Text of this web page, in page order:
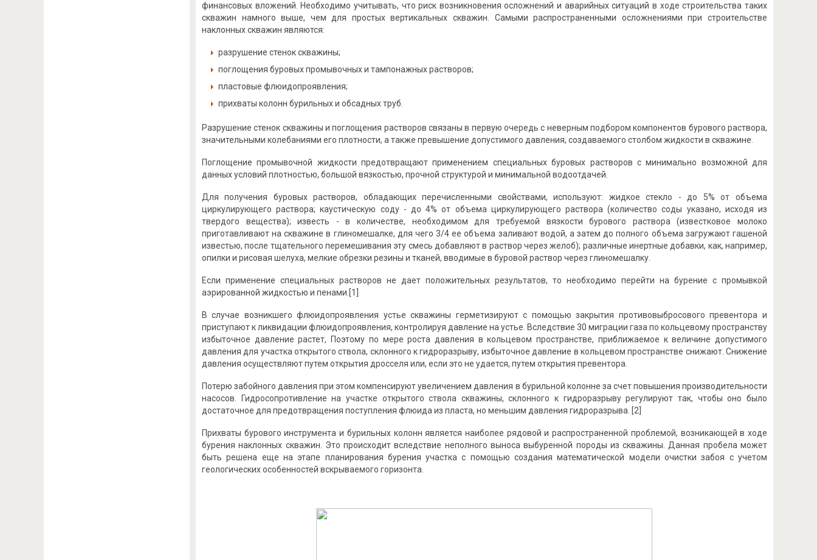
финансовых вложений. Необходимо учитывать, что риск возникновения осложнений и аварийных ситуаций в ходе строительства таких
скважин намного выше, чем для простых вертикальных скважин. Самыми распространенными осложнениями при строительстве
наклонных скважин являются:
разрушение стенок скважины;
поглощения буровых промывочных и тампонажных растворов;
пластовые флюидопроявления;
прихваты колонн бурильных и обсадных труб.
Разрушение стенок скважины и поглощения растворов связаны в первую очередь с неверным подбором компонентов бурового раствора,
значительными колебаниями его плотности, а также превышение допустимого давления, создаваемого столбом жидкости в скважине.
Поглощение промывочной жидкости предотвращают применением специальных буровых растворов с минимально возможной для
данных условий плотностью, большой вязкостью, прочной структурой и минимальной водоотдачей.
Для получения буровых растворов, обладающих перечисленными свойствами, используют: жидкое стекло - до 5% от объема
циркулирующего раствора; каустическую соду - до 4% от объема циркулирующего раствора (количество соды указано, исходя из
твердого вещества); известь - в количестве, необходимом для требуемой вязкости бурового раствора (известковое молоко
приготавливают на скважине в глиномешалке, для чего 3/4 ее объема заливают водой, а затем до полного объема загружают гашеной
известью, после тщательного перемешивания эту смесь добавляют в раствор через желоб); различные инертные добавки, как, например,
опилки и рисовая шелуха, мелкие обрезки резины и тканей, вводимые в буровой раствор через глиномешалку.
Если применение специальных растворов не дает положительных результатов, то необходимо перейти на бурение с промывкой
аэрированной жидкостью и пенами.[1]
В случае возникшего флюидопроявления устье скважины герметизируют с помощью закрытия противовыбросового превентора и
приступают к ликвидации флюидопроявления, контролируя давление на устье. Вследствие 30 миграции газа по кольцевому пространству
избыточное давление растет, Поэтому по мере роста давления в кольцевом пространстве, приближаемое к величине допустимого
давления для участка открытого ствола, склонного к гидроразрыву, избыточное давление в кольцевом пространстве снижают. Снижение
давления осуществляют путем открытия дросселя или, если это не удается, путем открытия превентора.
Потерю забойного давления при этом компенсируют увеличением давления в бурильной колонне за счет повышения производительности
насосов. Гидросопротивление на участке открытого ствола скважины, склонного к гидроразрыву регулируют так, чтобы оно было
достаточное для предотвращения поступления флюида из пласта, но меньшим давления гидроразрыва. [2]
Прихваты бурового инструмента и бурильных колонн является наиболее рядовой и распространенной проблемой, возникающей в ходе
бурения наклонных скважин. Это происходит вследствие неполного выноса выбуренной породы из скважины. Данная пробела может
быть решена еще на этапе планирования бурения участка с помощью создания математической модели очистки забоя с учетом
геологических особенностей вскрываемого горизонта.